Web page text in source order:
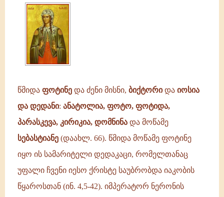
და
იოსია;
ანატოლია,
ფოტო,
ფოტიდა,
წმიდა ფოტინე და ძენი მისნი, ბიქტორიდა იოსია
და დედანი: ანატოლია, ფოტო, ფოტიდა,
პარასკევა, კირიკია, დომნინა და მოწამე
სებასტიანე (დაახლ. 66). წმიდა მოწამე ფოტინე
იყო ის სამარიტელი დედაკაცი, რომელთანაც
უფალი ჩვენი იესო ქრისტე საუბრობდა იაკობის
წყაროსთან (ინ. 4,5-42). იმპერატორ ნერონის